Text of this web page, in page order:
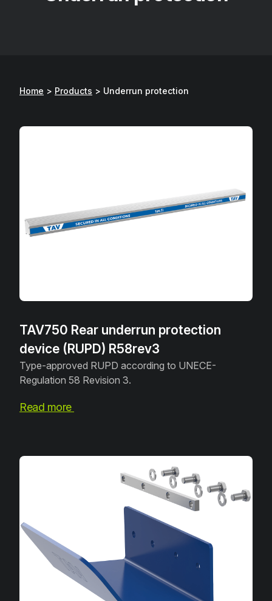
Home > Products > Underrun protection
TAV750 Rear underrun protection
device (RUPD) R58rev3
Type-approved RUPD according to UNECE-
Regulation 58 Revision 3.
Read more